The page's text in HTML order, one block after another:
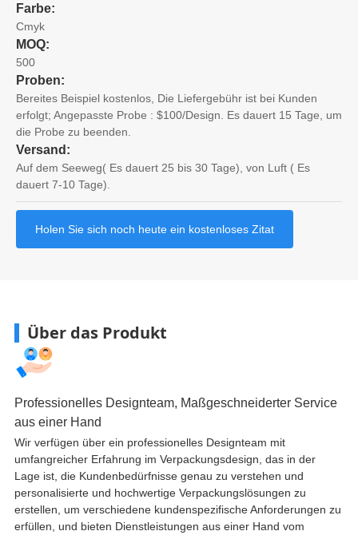
Farbe:
Cmyk
MOQ:
500
Proben:
Bereites Beispiel kostenlos, Die Liefergebühr ist bei Kunden
erfolgt; Angepasste Probe : $100/Design. Es dauert 15 Tage, um
die Probe zu beenden.
Versand:
Auf dem Seeweg( Es dauert 25 bis 30 Tage), von Luft ( Es
dauert 7-10 Tage).
Holen Sie sich noch heute ein kostenloses Zitat
Über das Produkt
Professionelles Designteam, Maßgeschneiderter Service
aus einer Hand
Wir verfügen über ein professionelles Designteam mit
umfangreicher Erfahrung im Verpackungsdesign, das in der
Lage ist, die Kundenbedürfnisse genau zu verstehen und
personalisierte und hochwertige Verpackungslösungen zu
erstellen, um verschiedene kundenspezifische Anforderungen zu
erfüllen, und bieten Dienstleistungen aus einer Hand vom